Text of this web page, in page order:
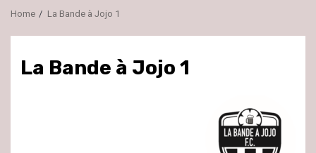
Home La Bande à Jojo 1
La Bande à Jojo 1